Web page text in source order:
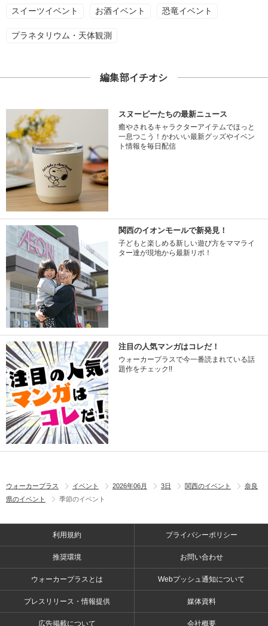
スイーツイベント お酒イベント 恐竜イベント
プラネタリウム・天体観測
編集部イチオシ
スヌーピーたちの最新ニュース
癒やされるキャラクターアイテムでほっと
一息つこう！かわいい最新グッズやイベン
ト情報を毎日配信
関西のイオンモールで新発見！
子どもと楽しめる新しい遊び方をママライ
ター達が現地から最新リポ！
注目の人気マンガはコレだ！
ウォーカープラスで今一番読まれている話
題作をチェック!!
ウォーカープラス イベント 2026年06月 3日 関西のイベント
奈良
県のイベント
季節のイベント
利用規約 プライバシーポリシー
推奨環境 お問い合わせ
ウォーカープラスとは Webプッシュ通知について
プレスリリース・情報提供 媒体資料
広告掲載について 会社概要